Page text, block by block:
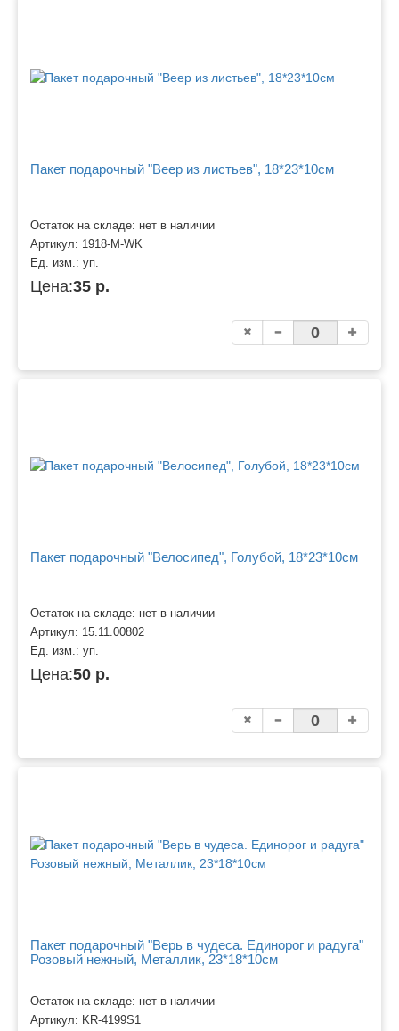
Пакет подарочный "Веер из листьев", 18*23*10см
Остаток на складе: нет в наличии
Артикул: 1918-M-WK
Ед. изм.: уп.
Цена:35 р.
Пакет подарочный "Велосипед", Голубой, 18*23*10см
Остаток на складе: нет в наличии
Артикул: 15.11.00802
Ед. изм.: уп.
Цена:50 р.
Пакет подарочный "Верь в чудеса. Единорог и радуга"
Розовый нежный, Металлик, 23*18*10см
Остаток на складе: нет в наличии
Артикул: KR-4199S1